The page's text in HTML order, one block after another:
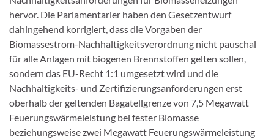
hervor. Die Parlamentarier haben den Gesetzentwurf
dahingehend korrigiert, dass die Vorgaben der
Biomassestrom-Nachhaltigkeitsverordnung nicht pauschal
für alle Anlagen mit biogenen Brennstoffen gelten sollen,
sondern das EU-Recht 1:1 umgesetzt wird und die
Nachhaltigkeits- und Zertifizierungsanforderungen erst
oberhalb der geltenden Bagatellgrenze von 7,5 Megawatt
Feuerungswärmeleistung bei fester Biomasse
beziehungsweise zwei Megawatt Feuerungswärmeleistung